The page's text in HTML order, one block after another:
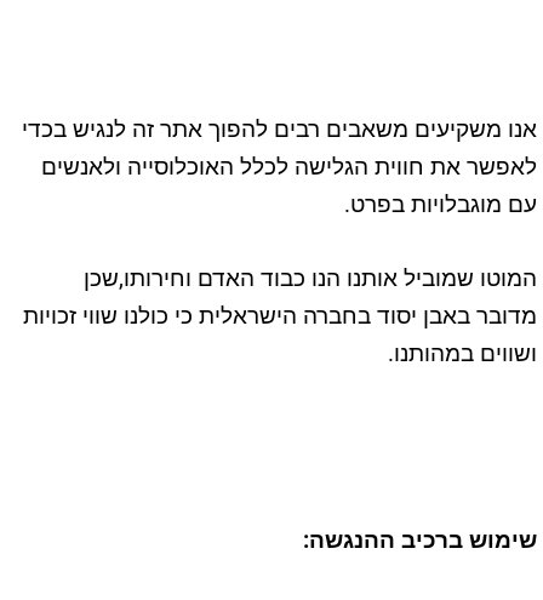
אנו משקיעים משאבים רבים להפוך אתר זה לנגיש בכדי
לאפשר את חווית הגלישה לכלל האוכלוסייה ולאנשים
עם מוגבלויות בפרט.
המוטו שמוביל אותנו הנו כבוד האדם וחירותו,שכן
מדובר באבן יסוד בחברה הישראלית כי כולנו שווי זכויות
ושווים במהותנו.
שימוש ברכיב ההנגשה: